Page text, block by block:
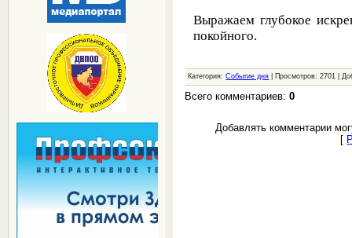
Выражаем глубокое
покойного.
Категория:Событие дня | Просмотров: 2701 |
Всего комментариев:0
Добавлять комментарии
[